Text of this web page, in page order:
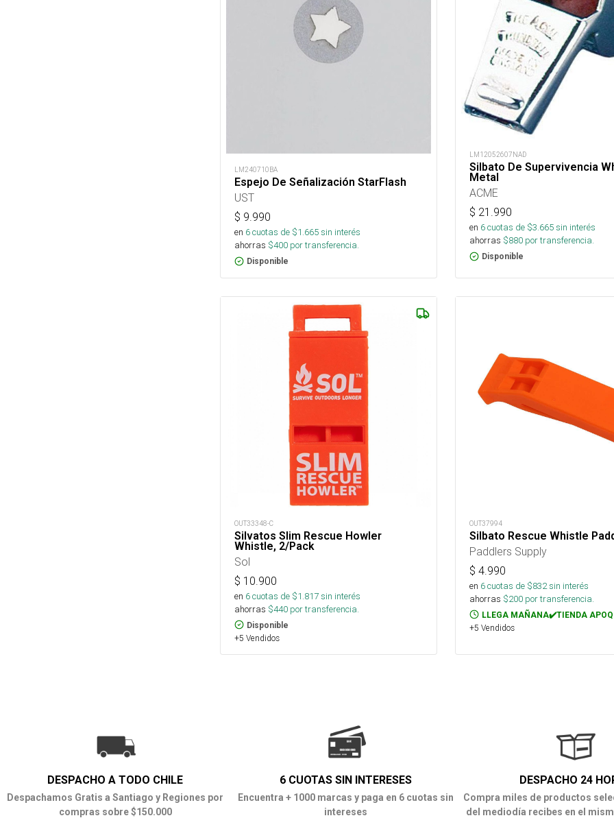
LM240710BA
Espejo De Señalización StarFlash
UST
$ 9.990
en 6cuotas de $1.665sin interés
ahorras $400 por transferencia.
Disponible
LM12052607NAD
Silbato De Supervivencia
Metal
ACME
$ 21.990
en 6cuotas de $3.665sin interés
ahorras $880por transferencia.
Disponible
OUT33348-C
Silvatos Slim Rescue Howler
Whistle, 2/Pack
Sol
$ 10.900
en 6cuotas de $1.817sin interés
ahorras $440 por transferencia.
Disponible
+5 Vendidos
OUT37994
Silbato Rescue Whistle
Paddlers Supply
$ 4.990
en 6cuotas de $832sin interés
ahorras $200por transferencia.
LLEGA MAÑANA✔️TIENDA
+5 Vendidos
DESPACHO A TODO CHILE
Despachamos Gratis a Santiago y Regiones por
compras sobre $150.000
6 CUOTAS SIN INTERESES
Encuentra + 1000 marcas y paga en 6 cuotas sin
intereses
DESPACHO 24
Compra miles de productos
del mediodía recibes en el